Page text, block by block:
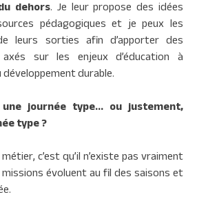
dehors. Je leur propose des idées
pédagogiques et je peux les
leurs sorties afin d’apporter des
sur les enjeux d’éducation à
durable.
journée type… ou justement,
type ?
c’est qu’il n’existe pas vraiment
évoluent au fil des saisons et